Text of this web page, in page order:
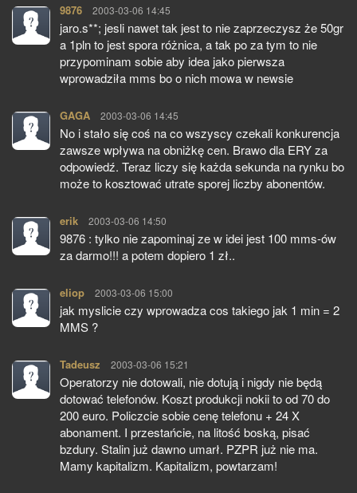
9876 pisze:
2003-03-06 14:45
jaro.s**; jesli nawet tak jest to nie zaprzeczysz że 50gr
a 1pln to jest spora różnica, a tak po za tym to nie
przypominam sobie aby idea jako pierwsza
wprowadziła mms bo o nich mowa w newsie
GAGA pisze:
2003-03-06 14:45
No i stało się coś na co wszyscy czekali konkurencja
zawsze wpływa na obniżkę cen. Brawo dla ERY za
odpowiedź. Teraz liczy się każda sekunda na rynku bo
może to kosztować utrate sporej liczby abonentów.
erik pisze:
2003-03-06 14:50
9876 : tylko nie zapominaj ze w idei jest 100 mms-ów
za darmo!!! a potem dopiero 1 zł..
eliop pisze:
2003-03-06 15:00
jak myslicie czy wprowadza cos takiego jak 1 min = 2
MMS ?
Tadeusz pisze:
2003-03-06 15:21
Operatorzy nie dotowali, nie dotują i nigdy nie będą
dotować telefonów. Koszt produkcji nokii to od 70 do
200 euro. Policzcie sobie cenę telefonu + 24 X
abonament. I przestańcie, na litość boską, pisać
bzdury. Stalin już dawno umarł. PZPR już nie ma.
Mamy kapitalizm. Kapitalizm, powtarzam!